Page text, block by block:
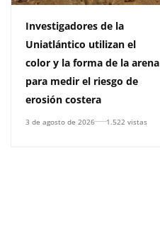
Investigadores de la
Uniatlántico utilizan el
color y la forma de la arena
para medir el riesgo de
erosión costera
3 de agosto de 2026 1.522 vistas